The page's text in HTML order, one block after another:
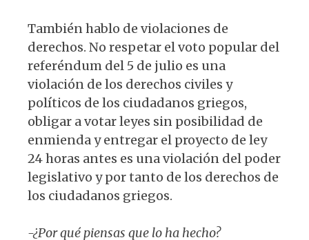
También hablo de violaciones de
derechos. No respetar el voto popular del
referéndum del 5 de julio es una
violación de los derechos civiles y
políticos de los ciudadanos griegos,
obligar a votar leyes sin posibilidad de
enmienda y entregar el proyecto de ley
24 horas antes es una violación del poder
legislativo y por tanto de los derechos de
los ciudadanos griegos.
-¿Por qué piensas que lo ha hecho?